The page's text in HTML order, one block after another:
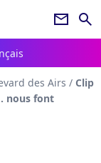
newsletter search
des Airs / Clip
nous font